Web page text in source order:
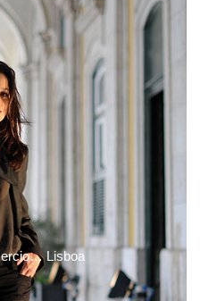
Lisboa